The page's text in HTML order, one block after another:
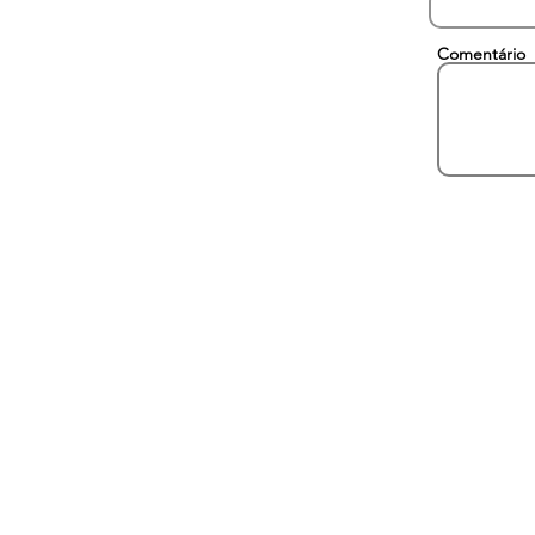
Comentário